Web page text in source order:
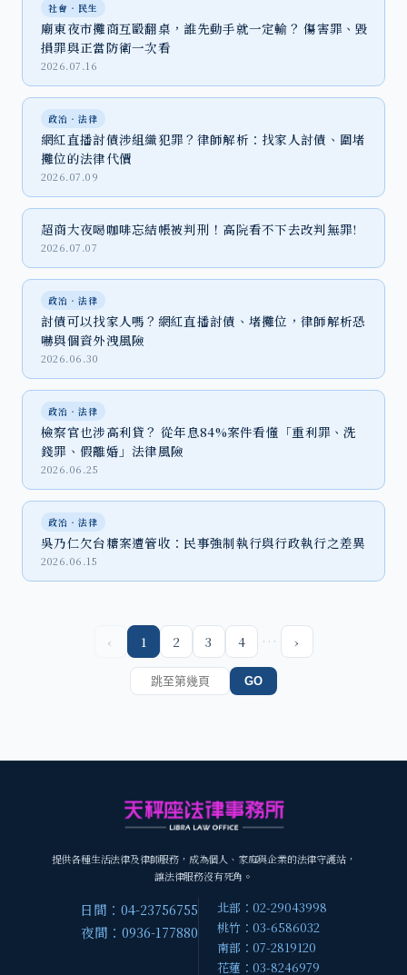
社會‧民生
廟東夜市攤商互毆翻桌，誰先動手就一定輸？ 傷害罪、毀
損罪與正當防衛一次看
2026.07.16
政治‧法律
網紅直播討債涉組織犯罪？律師解析：找家人討債、圍堵
攤位的法律代價
2026.07.09
超商大夜喝咖啡忘結帳被判刑！高院看不下去改判無罪!
2026.07.07
政治‧法律
討債可以找家人嗎？網紅直播討債、堵攤位，律師解析恐
嚇與個資外洩風險
2026.06.30
政治‧法律
檢察官也涉高利貸？ 從年息84%案件看懂「重利罪、洗
錢罪、假離婚」法律風險
2026.06.25
政治‧法律
吳乃仁欠台糖案遭管收：民事強制執行與行政執行之差異
2026.06.15
‹ 1 2 3 4 … ›
GO
提供各種生活法律及律師服務，成為個人、家庭與企業的法律守護站，
讓法律服務沒有死角。
日間：04-23756755
夜間：0936-177880
北部：02-29043998
桃竹：03-6586032
南部：07-2819120
花蓮：03-8246979